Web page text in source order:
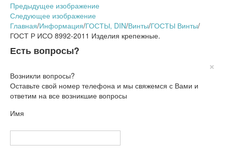
Предыдущее изображение
Следующее изображение
Главная/Информация/ГОСТЫ, DIN/Винты/ГОСТЫ Винты/
ГОСТ Р ИСО 8992-2011 Изделия крепежные.
Есть вопросы?
×
Возникли вопросы?
Оставьте свой номер телефона и мы свяжемся с Вами и
ответим на все возникшие вопросы
Имя